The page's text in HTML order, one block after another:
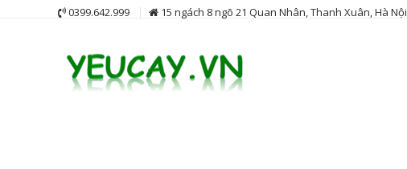
0399.642.999 15 ngách 8 ngõ 21 Quan Nhân, Thanh Xuân, Hà Nội